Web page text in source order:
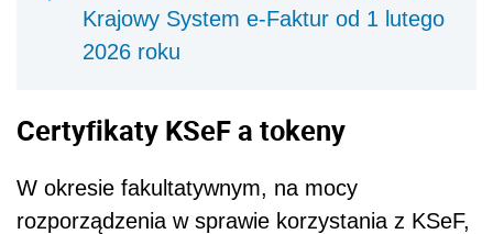
Krajowy System e-Faktur od 1 lutego
2026 roku
Certyfikaty KSeF a tokeny
W okresie fakultatywnym, na mocy
rozporządzenia w sprawie korzystania z KSeF,